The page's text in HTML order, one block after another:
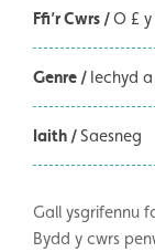
Ffi’r Cwrs /O £
Genre / Iechyd a
Iaith /Saesneg
Gall ysgrifennu
Bydd y cwrs